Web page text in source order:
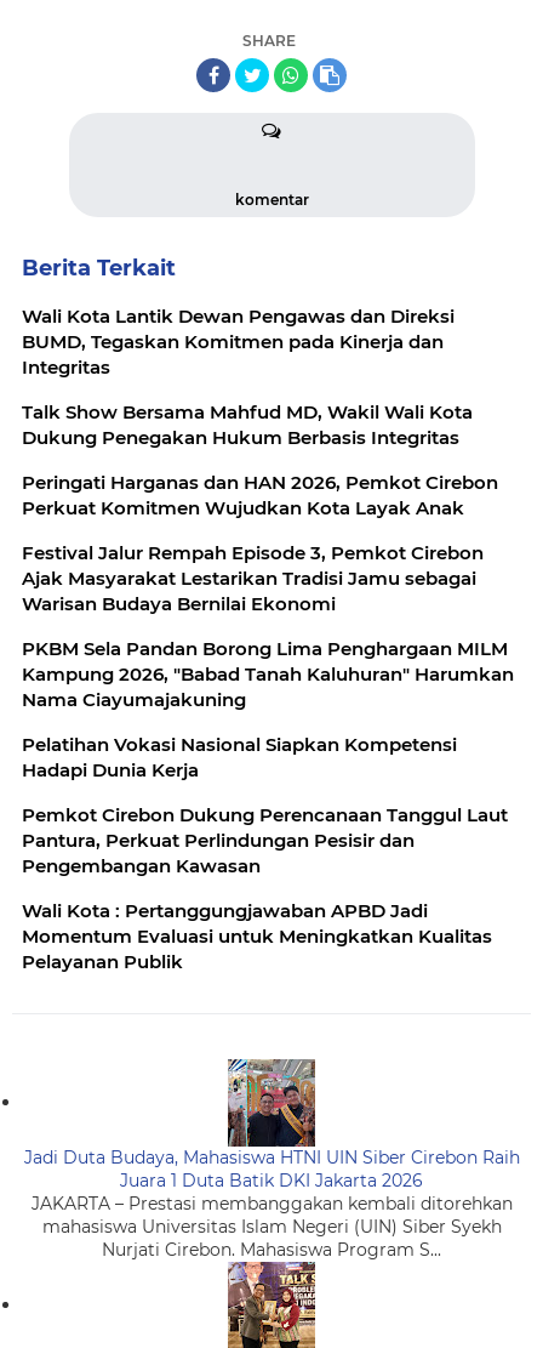
SHARE
komentar
Berita Terkait
Wali Kota Lantik Dewan Pengawas dan Direksi
BUMD, Tegaskan Komitmen pada Kinerja dan
Integritas
Talk Show Bersama Mahfud MD, Wakil Wali Kota
Dukung Penegakan Hukum Berbasis Integritas
Peringati Harganas dan HAN 2026, Pemkot Cirebon
Perkuat Komitmen Wujudkan Kota Layak Anak
Festival Jalur Rempah Episode 3, Pemkot Cirebon
Ajak Masyarakat Lestarikan Tradisi Jamu sebagai
Warisan Budaya Bernilai Ekonomi
PKBM Sela Pandan Borong Lima Penghargaan MILM
Kampung 2026, "Babad Tanah Kaluhuran" Harumkan
Nama Ciayumajakuning
Pelatihan Vokasi Nasional Siapkan Kompetensi
Hadapi Dunia Kerja
Pemkot Cirebon Dukung Perencanaan Tanggul Laut
Pantura, Perkuat Perlindungan Pesisir dan
Pengembangan Kawasan
Wali Kota : Pertanggungjawaban APBD Jadi
Momentum Evaluasi untuk Meningkatkan Kualitas
Pelayanan Publik
Jadi Duta Budaya, Mahasiswa HTNI UIN Siber Cirebon Raih
Juara 1 Duta Batik DKI Jakarta 2026
JAKARTA – Prestasi membanggakan kembali ditorehkan
mahasiswa Universitas Islam Negeri (UIN) Siber Syekh
Nurjati Cirebon. Mahasiswa Program S...